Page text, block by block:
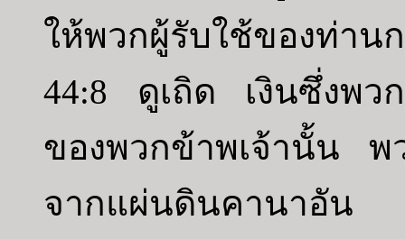
ให้พวกผู้รับใช้ของท่าน
44:8 ดูเถิด เงินซึ่งพว
ของพวกข้าพเจ้านั้น พ
จากแผ่นดินคานาอัน